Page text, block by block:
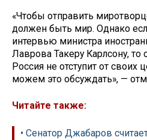
«Чтобы отправить
должен быть мир. Однако
интервью министра
Лаврова Такеру Карлсону, то
Россия не отступит от
можем это обсуждать», —
Читайте также:
• Сенатор Джабаров